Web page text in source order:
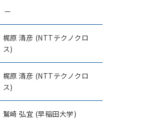
—
梶原 清彦 (NTTテクノクロ
ス)
梶原 清彦 (NTTテクノクロ
ス)
鷲崎 弘宜 (早稲田大学)